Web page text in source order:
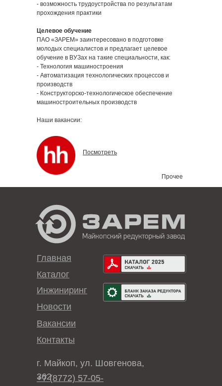
- возможность трудоустройства по результатам
прохождения практики
Целевое обучение
ПАО «ЗАРЕМ» заинтересовано в подготовке
молодых специалистов и предлагает целевое
обучение в ВУЗах на такие специальности, как:
- Технология машиностроения
- Автоматизация технологических процессов и
производств
- Конструкторско-технологическое обеспечение
машиностроительных производств
Наши вакансии:
Прочее
Посмотреть
+7 (8772) 57-05-
Каталог
Инжиниринг
Контакты
Главная
Новости
Вакансии
г. Майкоп, ул. Шовгенова,
362